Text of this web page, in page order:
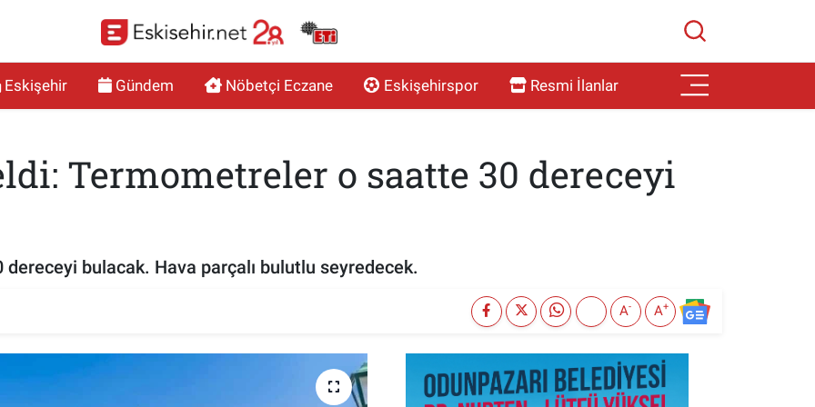
Eskişehir Gündem Nöbetçi Eczane Eskişehirspor Resmi İlanlar
Termometreler o saatte 30 dereceyi
bulacak. Hava parçalı bulutlu seyredecek.
A- A+